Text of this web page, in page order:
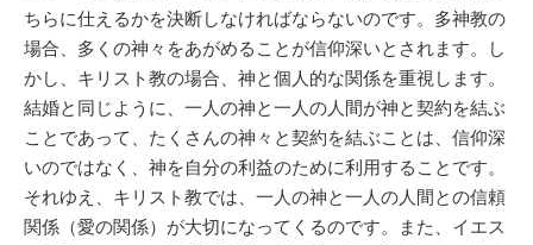
ちらに仕えるかを決断しなければならないのです。多神教の
場合、多くの神々をあがめることが信仰深いとされます。し
かし、キリスト教の場合、神と個人的な関係を重視します。
結婚と同じように、一人の神と一人の人間が神と契約を結ぶ
ことであって、たくさんの神々と契約を結ぶことは、信仰深
いのではなく、神を自分の利益のために利用することです。
それゆえ、キリスト教では、一人の神と一人の人間との信頼
関係（愛の関係）が大切になってくるのです。また、イエス